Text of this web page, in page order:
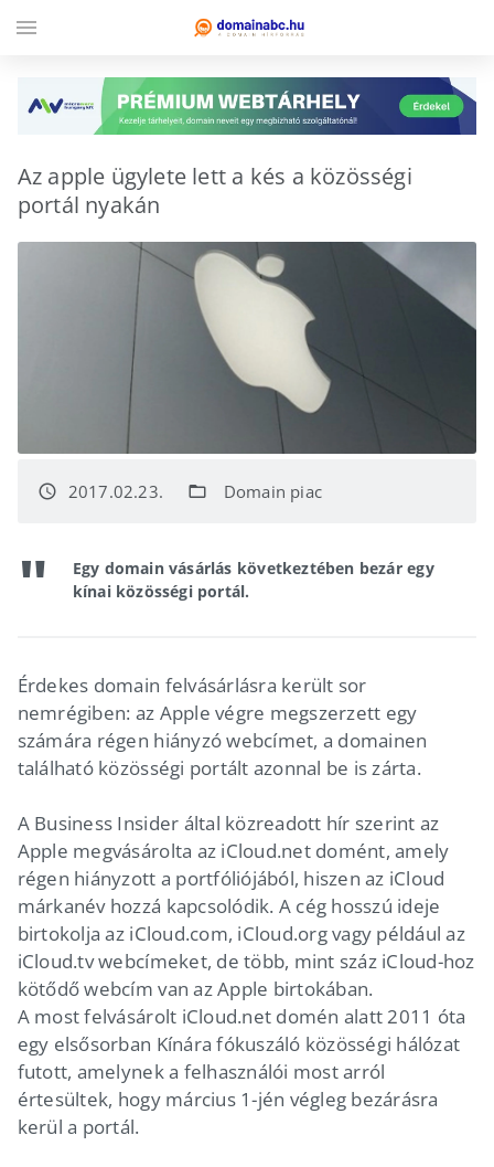
Az apple ügylete lett a kés a közösségi
portál nyakán
access_time 2017.02.23. folder_open Domain piac
Egy domain vásárlás következtében bezár egy
kínai közösségi portál.
Érdekes domain felvásárlásra került sor
nemrégiben: az Apple végre megszerzett egy
számára régen hiányzó webcímet, a domainen
található közösségi portált azonnal be is zárta.
A Business Insider által közreadott hír szerint az
Apple megvásárolta az iCloud.net domént, amely
régen hiányzott a portfóliójából, hiszen az iCloud
márkanév hozzá kapcsolódik. A cég hosszú ideje
birtokolja az iCloud.com, iCloud.org vagy például az
iCloud.tv webcímeket, de több, mint száz iCloud-hoz
kötődő webcím van az Apple birtokában.
A most felvásárolt iCloud.net domén alatt 2011 óta
egy elsősorban Kínára fókuszáló közösségi hálózat
futott, amelynek a felhasználói most arról
értesültek, hogy március 1-jén végleg bezárásra
kerül a portál.
menu